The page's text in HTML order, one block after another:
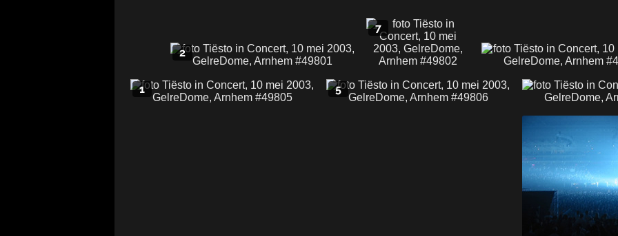
2
7
1 5